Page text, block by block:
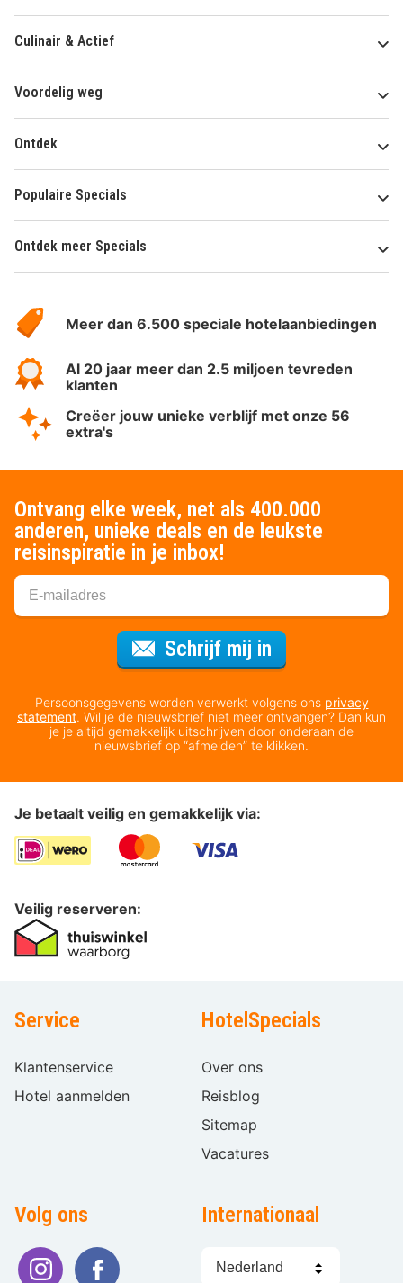
Culinair & Actief
Voordelig weg
Ontdek
Populaire Specials
Ontdek meer Specials
HotelSpecials
Meer dan 6.500 speciale hotelaanbiedingen
Al 20 jaar meer dan 2.5 miljoen tevreden
klanten
Creëer jouw unieke verblijf met onze 56
extra's
Ontvang elke week, net als 400.000
anderen, unieke deals en de leukste
reisinspiratie in je inbox!
Schrijf mij in
Persoonsgegevens worden verwerkt volgens ons privacy
statement. Wil je de nieuwsbrief niet meer ontvangen? Dan kun
je je altijd gemakkelijk uitschrijven door onderaan de
nieuwsbrief op “afmelden” te klikken.
Je betaalt veilig en gemakkelijk via:
Veilig reserveren:
Service
Klantenservice
Hotel aanmelden
HotelSpecials
Over ons
Reisblog
Sitemap
Vacatures
Volg ons Internationaal
kiezen